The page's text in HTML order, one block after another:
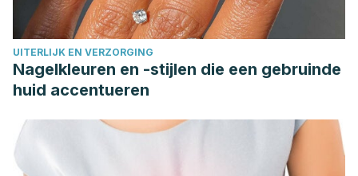
UITERLIJK EN VERZORGING
Nagelkleuren en -stijlen die een gebruinde
huid accentueren